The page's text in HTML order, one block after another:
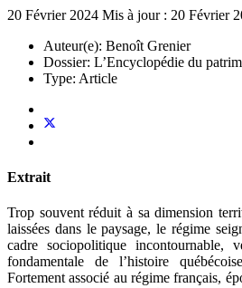
20 Février 2024 Mis à jour : 20 Février
Auteur(e): Benoît Grenier
Dossier: L’Encyclopédie du
Type: Article
Extrait
Trop souvent réduit à sa dimension
laissées dans le paysage, le régime
cadre sociopolitique incontournable,
fondamentale de l’histoire
Fortement associé au régime français,